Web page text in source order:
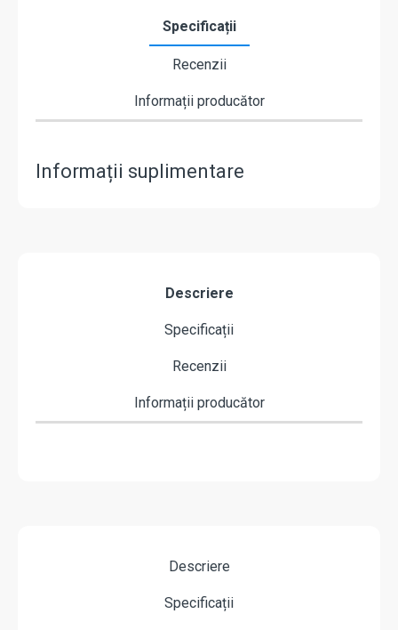
Specificații
Recenzii
Informații producător
Informații suplimentare
Descriere
Specificații
Recenzii
Informații producător
Descriere
Specificații